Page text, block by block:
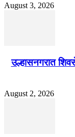
August 3, 2026
उल्हासनगरात
August 2, 2026